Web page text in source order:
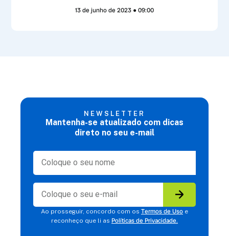
13 de junho de 2023 09:00
NEWSLETTER
Mantenha-se atualizado com dicas
direto no seu e-mail
Ao prosseguir, concordo com os Termos de Uso e
reconheço que li as Políticas de Privacidade.